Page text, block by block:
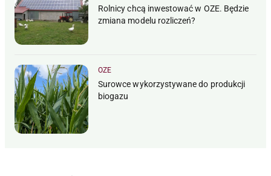
Rolnicy chcą inwestować w OZE. Będzie
zmiana modelu rozliczeń?
OZE
Surowce wykorzystywane do produkcji
biogazu